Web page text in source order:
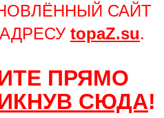
САЙТ
topaZ.su.
ПРЯМО
СЮДА!